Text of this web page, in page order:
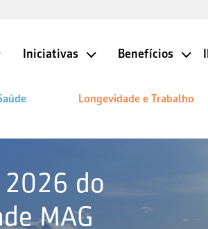
Iniciativas Benefícios
Longevidade e Trabalho
2026 do
MAG